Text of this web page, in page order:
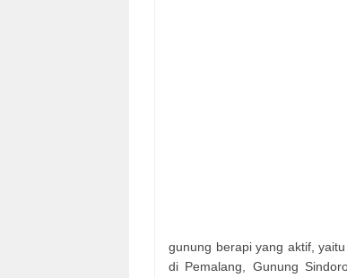
gunung berapi yang aktif,
di Pemalang, Gunung